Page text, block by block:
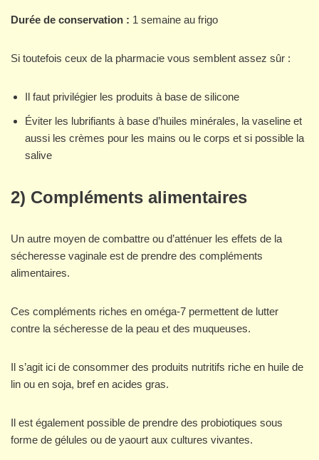
Durée de conservation : 1 semaine au frigo
Si toutefois ceux de la pharmacie vous semblent assez sûr :
Il faut privilégier les produits à base de silicone
Éviter les lubrifiants à base d’huiles minérales, la vaseline et
aussi les crèmes pour les mains ou le corps et si possible la
salive
2) Compléments alimentaires
Un autre moyen de combattre ou d’atténuer les effets de la
sécheresse vaginale est de prendre des compléments
alimentaires.
Ces compléments riches en oméga-7 permettent de lutter
contre la sécheresse de la peau et des muqueuses.
Il s’agit ici de consommer des produits nutritifs riche en huile de
lin ou en soja, bref en acides gras.
Il est également possible de prendre des probiotiques sous
forme de gélules ou de yaourt aux cultures vivantes.